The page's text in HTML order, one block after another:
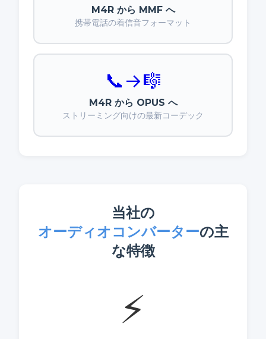
M4R から MMF へ
携帯電話の着信音フォーマット
📞 →🎼
M4R から OPUS へ
ストリーミング向けの最新コーデック
当社の
オーディオコンバーターの主
な特徴
⚡